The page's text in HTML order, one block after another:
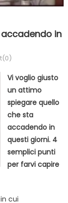
in
Vi voglio giusto
un attimo
spiegare quello
che sta
accadendo in
questi giorni. 4
semplici punti
per farvi capire
cui